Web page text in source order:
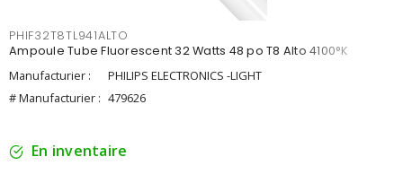
PHIF32T8TL941ALTO
Ampoule Tube Fluorescent 32 Watts 48 po T8 Alto 4100°K
Manufacturier :
PHILIPS ELECTRONICS -LIGHT
# Manufacturier : 479626
En inventaire